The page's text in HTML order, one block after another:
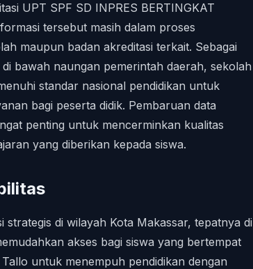
UPT SPF SD INPRES BERTINGKAT
tersebut masih dalam proses
maupun badan akreditasi terkait. Sebagai
bawah naungan pemerintah daerah, sekolah
standar nasional pendidikan untuk
bagi peserta didik. Pembaruan data
penting untuk mencerminkan kualitas
yang diberikan kepada siswa.
strategis di wilayah Kota Makassar, tepatnya di
akses bagi siswa yang bertempat
untuk menempuh pendidikan dengan